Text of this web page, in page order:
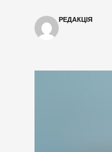
РЕДАКЦІЯ